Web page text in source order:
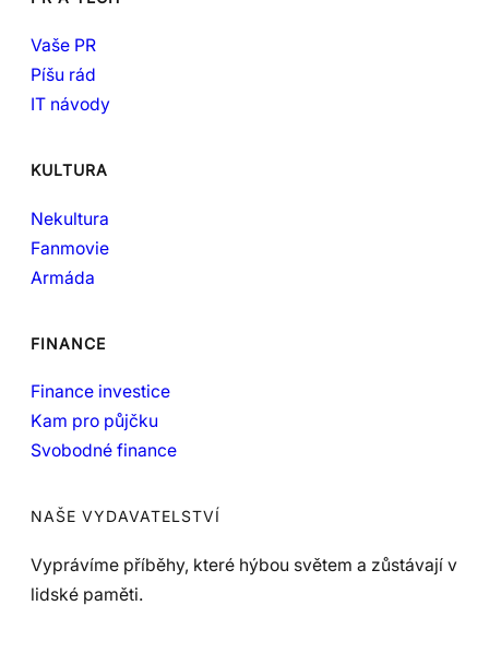
Vaše PR
Píšu rád
IT návody
KULTURA
Nekultura
Fanmovie
Armáda
FINANCE
Finance investice
Kam pro půjčku
Svobodné finance
NAŠE VYDAVATELSTVÍ
Vyprávíme příběhy, které hýbou světem a zůstávají v
lidské paměti.